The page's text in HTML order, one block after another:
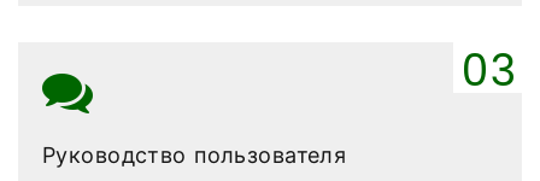
Руководство пользователя